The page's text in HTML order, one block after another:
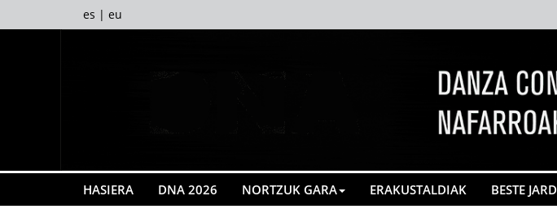
es | eu
HASIERA DNA 2026 NORTZUK GARA ERAKUSTALDIAK BESTE